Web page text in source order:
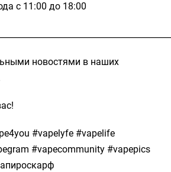
с 11:00 до 18:00
новостями в наших
#vapelyfe #vapelife
#vapecommunity #vapepics